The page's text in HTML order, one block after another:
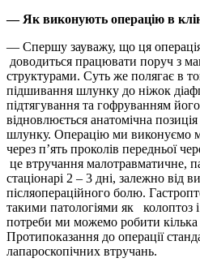
— Як виконують операцію в
— Спершу зауважу, що ця
доводиться працювати поруч з
структурами. Суть же полягає в
підшивання шлунку до ніжок
підтягування та гофруванням
відновлюється анатомічна
шлунку. Операцію ми виконуємо
через п’ять проколів передньої
це втручання малотравматичне,
стаціонарі 2 – 3 дні, залежно від
післяопераційного болю.
такими патологіями як колоптоз
потреби ми можемо робити кілька
Протипоказання до операції
лапароскопічних втручань.